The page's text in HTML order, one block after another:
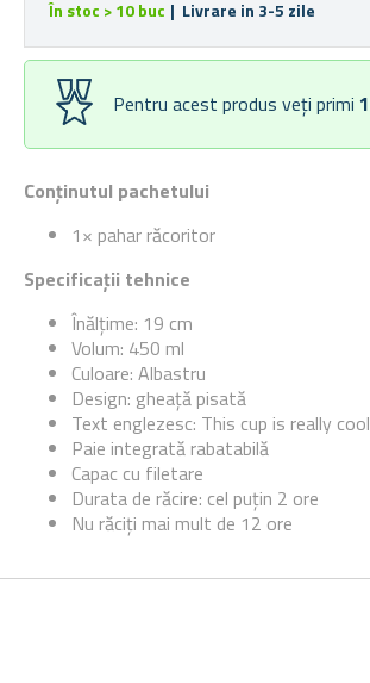
Conținutul pachetului
1× pahar răcoritor
Specificații tehnice
Înălțime: 19 cm
Volum: 450 ml
Culoare: Albastru
Design: gheață pisată
Text englezesc: This cup is really cool
Paie integrată rabatabilă
Capac cu filetare
Durata de răcire: cel puțin 2 ore
Nu răciți mai mult de 12 ore
În stoc > 10 buc | Livrare in 3-5 zile
Pentru acest produs veți primi 1